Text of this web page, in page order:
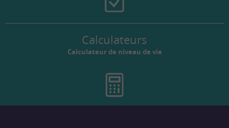
Calculateurs
Calculateur de niveau de vie